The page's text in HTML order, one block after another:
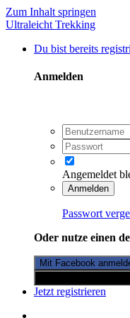
Zum Inhalt springen
Ultraleicht Trekking
Du bist bereits
Anmelden
Angemeldet
Anmelden
Passwort
Oder nutze einen
Mit Facebook
Jetzt registrieren